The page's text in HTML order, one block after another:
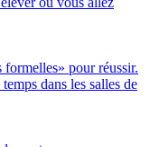
formelles» pour réussir.
dans les salles de